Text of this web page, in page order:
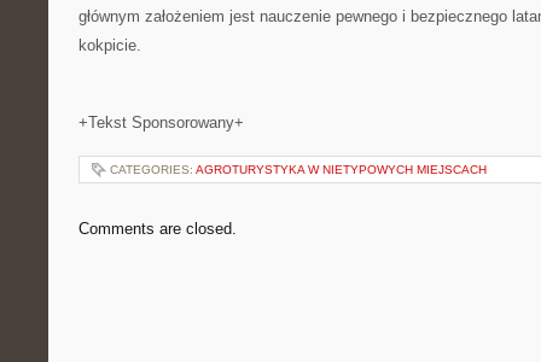
głównym założeniem jest nauczenie pewnego i bezpiecznego
kokpicie.
+Tekst Sponsorowany+
CATEGORIES: AGROTURYSTYKA W NIETYPOWYCH MIEJSCACH
Comments are closed.